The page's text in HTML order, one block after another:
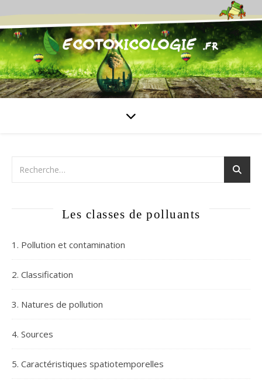
Les classes de polluants
1. Pollution et contamination
2. Classification
3. Natures de pollution
4. Sources
5. Caractéristiques spatiotemporelles